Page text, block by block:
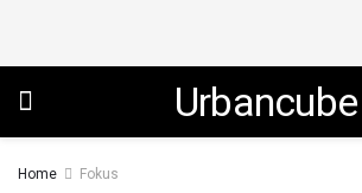
Urbancube
Home Fokus